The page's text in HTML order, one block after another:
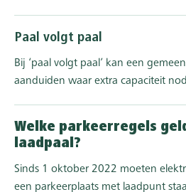
Paal volgt paal
Bij ‘paal volgt paal’ kan een
aanduiden waar extra capaciteit
Welke parkeerregels
laadpaal?
Sinds 1 oktober 2022 moeten
een parkeerplaats met laadpunt